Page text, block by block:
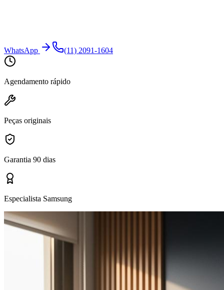
WhatsApp (11) 2091-1604
Agendamento rápido
Peças originais
Garantia 90 dias
Especialista Samsung